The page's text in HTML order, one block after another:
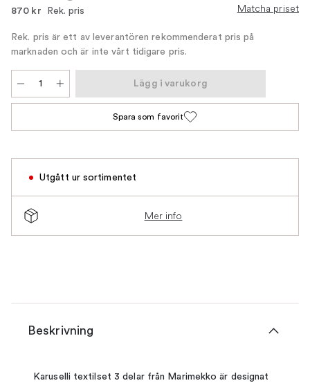
870 kr Rek. pris Matcha priset
Rek. pris är ett av leverantören rekommenderat pris på
marknaden och är inte vårt tidigare pris.
Lägg i varukorg
Spara som favorit
Utgått ur sortimentet
Mer info
Beskrivning
Karuselli textilset 3 delar från Marimekko är designat